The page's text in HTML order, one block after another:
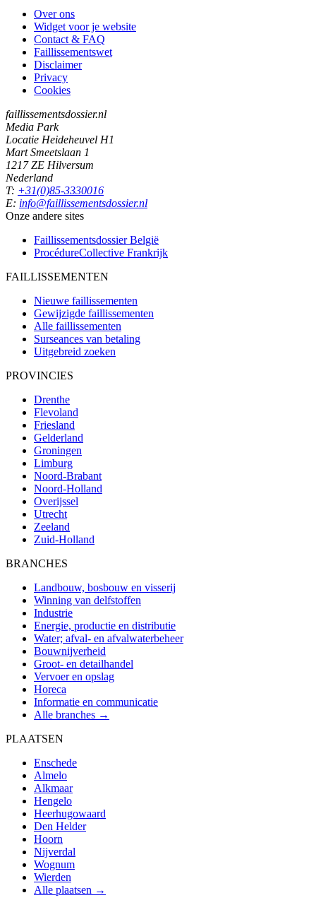
Over ons
Widget voor je website
Contact & FAQ
Faillissementswet
Disclaimer
Privacy
Cookies
faillissementsdossier.nl
Media Park
Locatie Heideheuvel H1
Mart Smeetslaan 1
1217 ZE Hilversum
Nederland
T: +31(0)85-3330016
E: info@faillissementsdossier.nl
Onze andere sites
Faillissementsdossier België
ProcédureCollective Frankrijk
FAILLISSEMENTEN
Nieuwe faillissementen
Gewijzigde faillissementen
Alle faillissementen
Surseances van betaling
Uitgebreid zoeken
PROVINCIES
Drenthe
Flevoland
Friesland
Gelderland
Groningen
Limburg
Noord-Brabant
Noord-Holland
Overijssel
Utrecht
Zeeland
Zuid-Holland
BRANCHES
Landbouw, bosbouw en visserij
Winning van delfstoffen
Industrie
Energie, productie en distributie
Water; afval- en afvalwaterbeheer
Bouwnijverheid
Groot- en detailhandel
Vervoer en opslag
Horeca
Informatie en communicatie
Alle branches →
PLAATSEN
Enschede
Almelo
Alkmaar
Hengelo
Heerhugowaard
Den Helder
Hoorn
Nijverdal
Wognum
Wierden
Alle plaatsen →